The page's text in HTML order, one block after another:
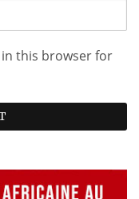
in this browser for